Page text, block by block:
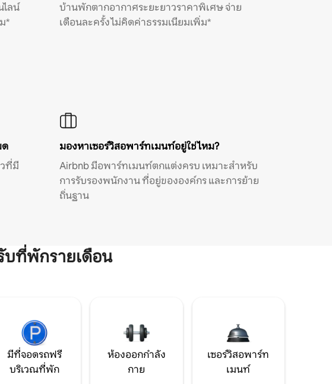
ไลน์
*
บ้านพักตากอากาศระยะยาวราคาพิเศษ จ่าย
เดือนละครั้ง ไม่คิดค่าธรรมเนียมเพิ่ม*
ด
ที่มี
มองหาเซอร์วิสอพาร์ทเมนท์อยู่ใช่ไหม?
Airbnb มีอพาร์ทเมนท์ตกแต่งครบ เหมาะสำหรับ
การรับรองพนักงาน ที่อยู่ขององค์กร และการย้าย
ถิ่นฐาน
ที่พักรายเดือน
มีที่จอดรถฟรี
บริเวณที่พัก
ห้องออกกำลัง
กาย
เซอร์วิสอพาร์ท
เมนท์